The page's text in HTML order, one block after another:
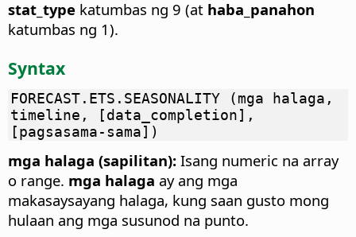
stat_type katumbas ng 9 (at haba_panahon
katumbas ng 1).
Syntax
FORECAST.ETS.SEASONALITY (mga halaga,
timeline, [data_completion],
[pagsasama-sama])
mga halaga (sapilitan): Isang numeric na array
o range. mga halaga ay ang mga
makasaysayang halaga, kung saan gusto mong
hulaan ang mga susunod na punto.